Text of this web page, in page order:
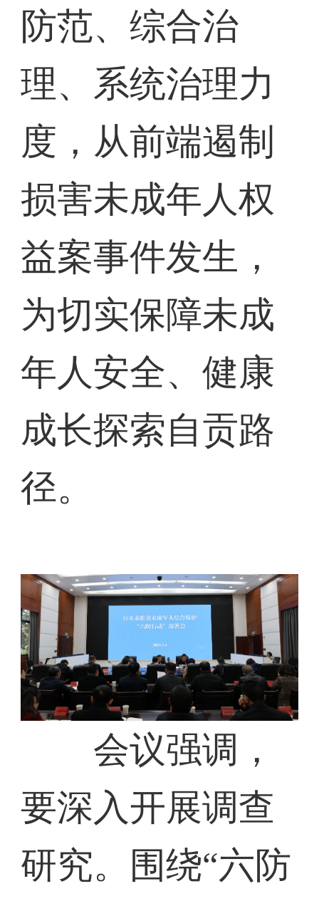
防范、综合治
理、系统治理力
度，从前端遏制
损害未成年人权
益案事件发生，
为切实保障未成
年人安全、健康
成长探索自贡路
径。
会议强调，
要深入开展调查
研究。围绕“六防